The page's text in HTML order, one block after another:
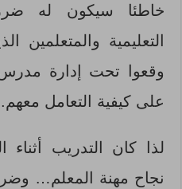
خاطئا سيكون له
التعليمية والمتعلمين
وقعوا تحت إدارة
على كيفية التعامل معهم.
لذا كان التدريب
نجاح مهنة المعلم…